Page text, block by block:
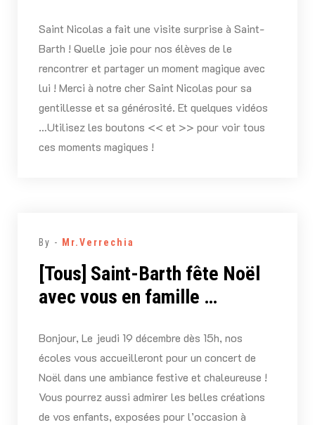
Saint Nicolas a fait une visite surprise à Saint-
Barth ! Quelle joie pour nos élèves de le
rencontrer et partager un moment magique avec
lui ! Merci à notre cher Saint Nicolas pour sa
gentillesse et sa générosité. Et quelques vidéos
…Utilisez les boutons << et >> pour voir tous
ces moments magiques !
By - Mr.Verrechia
[Tous] Saint-Barth fête Noël
avec vous en famille …
Bonjour, Le jeudi 19 décembre dès 15h, nos
écoles vous accueilleront pour un concert de
Noël dans une ambiance festive et chaleureuse !
Vous pourrez aussi admirer les belles créations
de vos enfants, exposées pour l’occasion à